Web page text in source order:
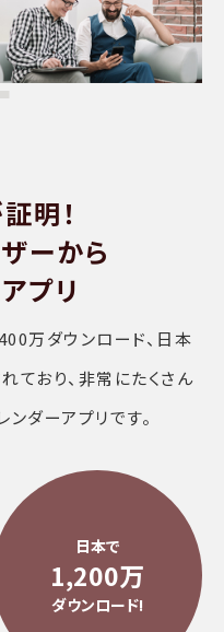
明！
ーから
プリ
万ダウンロード、日本
ており、非常にたくさん
ダーアプリです。
日本で
1,200万
ダウンロード!